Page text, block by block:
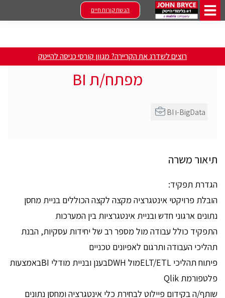
הגשת קורות חיים
רוצים לשדרג את הקריירה? מגוון קורסי כניסה להייטק
מפתח/ת BI
תיאור משרה
הגדרת תפקיד:
הובלת פרויקטי אינטגרציה מקצה לקצה הכוללים בניית מחסן
נתונים ארגוני חדש ובניית אינטגרציות בין המערכות
התפקיד כולל עבודה מול מספר רב של יחידות עסקיות, הבנת
תהליכי העבודה ותרגום לאפיונים טכניים
פיתוח תהליכי ELT/ETLמול DWHבענן ובניית מודלי BIבאמצעות
פלטפורמת Qlik
שותף/ה בקידום פיילוט לבחירת כלי אינטגרציה ומחסן נתונים